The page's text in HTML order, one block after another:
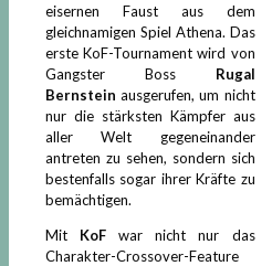
eisernen Faust aus dem
gleichnamigen Spiel Athena. Das
erste KoF-Tournament wird von
Gangster BossRugal
Bernstein ausgerufen, um nicht
nur die stärksten Kämpfer aus
aller Welt gegeneinander
antreten zu sehen, sondern sich
bestenfalls sogar ihrer Kräfte zu
bemächtigen.
Mit KoF war nicht nur das
Charakter-Crossover-Feature